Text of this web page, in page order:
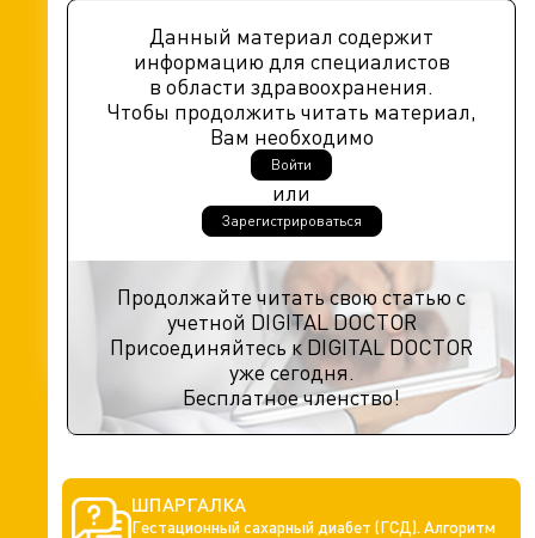
Данный материал содержит
информацию для специалистов
в области здравоохранения.
Чтобы продолжить читать материал,
Вам необходимо
Войти
или
Зарегистрироваться
Продолжайте читать свою статью с
учетной DIGITAL DOCTOR
Присоединяйтесь к DIGITAL DOCTOR
уже сегодня.
Бесплатное членство!
ШПАРГАЛКА
Гестационный сахарный диабет (ГСД). Алгоритм